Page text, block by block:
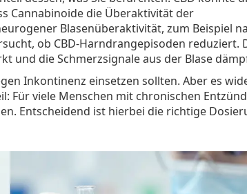
Cannabinoide die Überaktivität der
Blasenüberaktivität, zum Beispiel
ob CBD-Harndrangepisoden reduziert.
und die Schmerzsignale aus der Blase
Inkontinenz einsetzen sollten. Aber es
Für viele Menschen mit chronischen
Entscheidend ist hierbei die richtige